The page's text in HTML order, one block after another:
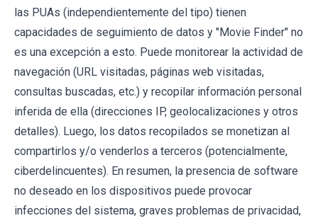
las PUAs (independientemente del tipo) tienen
capacidades de seguimiento de datos y "Movie Finder" no
es una excepción a esto. Puede monitorear la actividad de
navegación (URL visitadas, páginas web visitadas,
consultas buscadas, etc.) y recopilar información personal
inferida de ella (direcciones IP, geolocalizaciones y otros
detalles). Luego, los datos recopilados se monetizan al
compartirlos y/o venderlos a terceros (potencialmente,
ciberdelincuentes). En resumen, la presencia de software
no deseado en los dispositivos puede provocar
infecciones del sistema, graves problemas de privacidad,